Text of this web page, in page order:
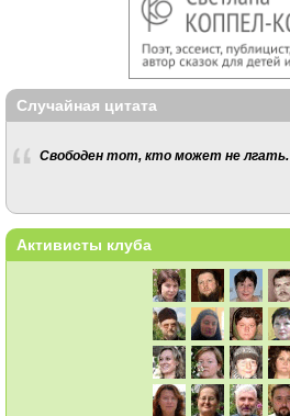
Случайная цитата
Свободен тот, кто может не лгать.
Активисты клуба